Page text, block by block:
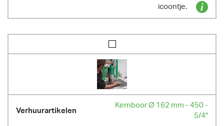
icoontje.
Kernboor Ø 162 mm - 450 -
5/4"